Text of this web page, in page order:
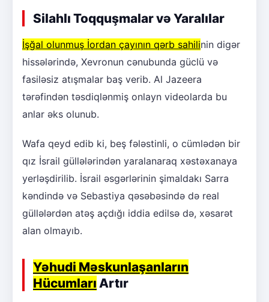
Silahlı Toqquşmalar və Yaralılar
İşğal olunmuş İordan çayının qərb sahilinin digər
hissələrində, Xevronun cənubunda güclü və
fasiləsiz atışmalar baş verib. Al Jazeera
tərəfindən təsdiqlənmiş onlayn videolarda bu
anlar əks olunub.
Wafa qeyd edib ki, beş fələstinli, o cümlədən bir
qız İsrail güllələrindən yaralanaraq xəstəxanaya
yerləşdirilib. İsrail əsgərlərinin şimaldakı Sarra
kəndində və Sebastiya qəsəbəsində də real
güllələrdən atəş açdığı iddia edilsə də, xəsarət
alan olmayıb.
Yəhudi Məskunlaşanların
Hücumları Artır